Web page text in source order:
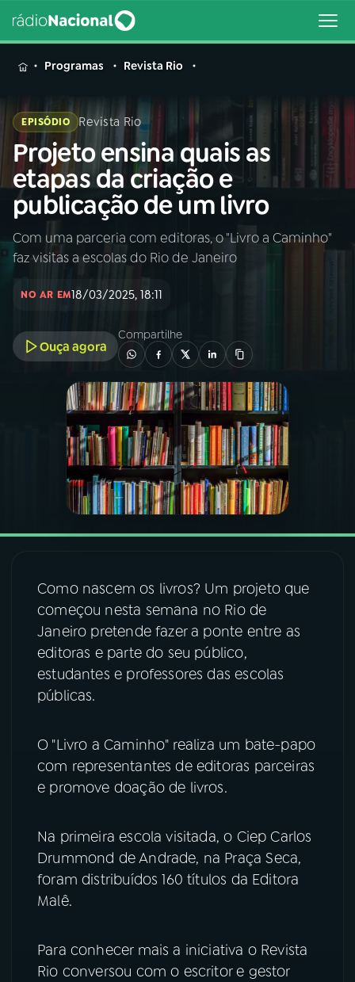
MENU
Buscar
na
Rádio
Nacional
Buscar
AO VIVO
INÍCIO
A RÁDIO
PROGRAMAÇÃO
PROGRAMAS
PODCASTS
08FESTIVAL DE MÚSICA
ACOMPANHE A RÁDIO NACIONAL
YouTube Facebook
X
Programas Revista Rio
EPISÓDIO Revista Rio
Projeto ensina quais as
etapas da criação e
publicação de um livro
Com uma parceria com editoras, o "Livro a Caminho"
faz visitas a escolas do Rio de Janeiro
NO AR EM18/03/2025, 18:11
Ouça agora
Compartilhe
Como nascem os livros? Um projeto que
começou nesta semana no Rio de
Janeiro pretende fazer a ponte entre as
editoras e parte do seu público,
estudantes e professores das escolas
públicas.
O "Livro a Caminho" realiza um bate-papo
com representantes de editoras parceiras
e promove doação de livros.
Na primeira escola visitada, o Ciep Carlos
Drummond de Andrade, na Praça Seca,
foram distribuídos 160 títulos da Editora
Malê.
Para conhecer mais a iniciativa o Revista
Rio conversou com o escritor e gestor